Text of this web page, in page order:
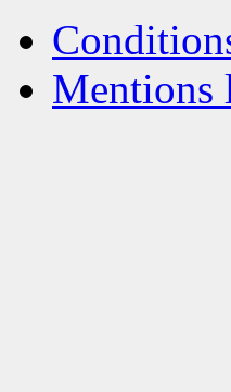
Mentions